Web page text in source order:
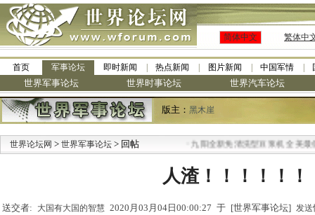
简体中文 繁体中
首页 军事论坛 即时新闻 热点新闻 图片新闻 中国军情
世界军事论坛 世界时事论坛 世界汽车论坛
版主： 黑木崖
世界论坛网 > 世界军事论坛 > 回帖 九阳全新免清洗型豆浆机 全美最低
人渣！！！！！！
送交者: 大国有大国的智慧 2020月03月04日00:00:27 于 [世界军事论坛] 发送